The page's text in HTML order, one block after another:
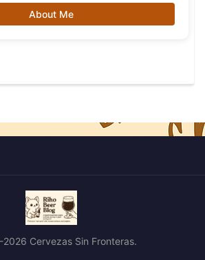
About Me
Cervezas Sin Fronteras.